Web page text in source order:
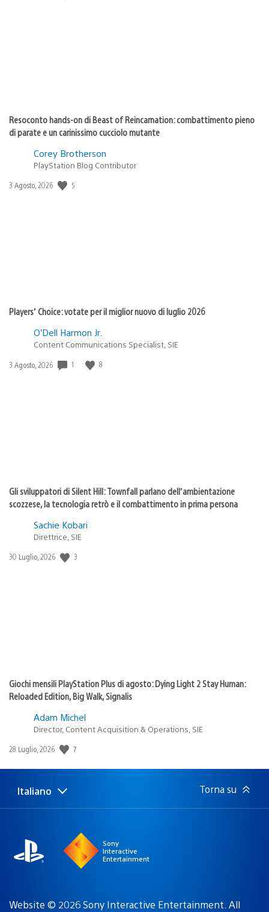
Resoconto hands-on di Beast of Reincarnation: combattimento pieno
di parate e un carinissimo cucciolo mutante
Corey Brotherson
PlayStation Blog Contributor
Data
3 Agosto, 2026 5
Players’ Choice: votate per il miglior nuovo di luglio 2026
O’Dell Harmon Jr.
Content Communications Specialist, SIE
Data
3 Agosto, 2026 1 8
Gli sviluppatori di Silent Hill: Townfall parlano dell’ambientazione
scozzese, la tecnologia retrò e il combattimento in prima persona
Sachie Kobari
Direttrice, SIE
Data
30 Luglio, 2026 3
Giochi mensili PlayStation Plus di agosto: Dying Light 2 Stay Human:
Reloaded Edition, Big Walk, Signalis
Adam Michel
Director, Content Acquisition & Operations, SIE
Data
pubblicazione:
28 Luglio, 2026 7
Seleziona
una
Regione
attuale:
Italiano Torna su
Sony
Interactive
Entertainment
Website © 2026 Sony Interactive Entertainment. All